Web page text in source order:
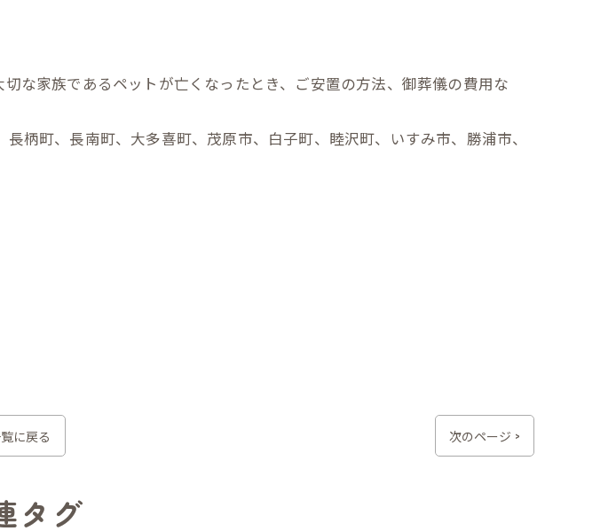
な家族であるペットが亡くなったとき、ご安置の方法、御葬儀の費用な
柄町、長南町、大多喜町、茂原市、白子町、睦沢町、いすみ市、勝浦市、
に戻る 次のページ >
タグ